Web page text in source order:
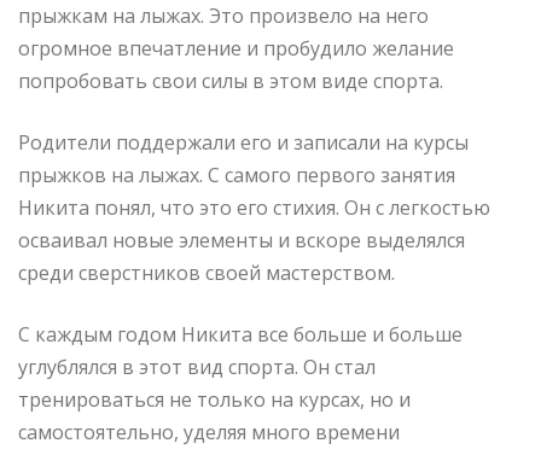
прыжкам на лыжах. Это произвело на него
огромное впечатление и пробудило желание
попробовать свои силы в этом виде спорта.
Родители поддержали его и записали на курсы
прыжков на лыжах. С самого первого занятия
Никита понял, что это его стихия. Он с легкостью
осваивал новые элементы и вскоре выделялся
среди сверстников своей мастерством.
С каждым годом Никита все больше и больше
углублялся в этот вид спорта. Он стал
тренироваться не только на курсах, но и
самостоятельно, уделяя много времени